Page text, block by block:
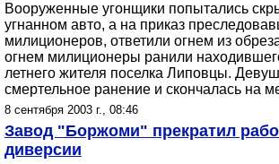
Вооруженные угонщики попытались
угнанном авто, а на приказ
милиционеров, ответили огнем из
огнем милиционеры ранили
летнего жителя поселка Липовцы.
смертельное ранение и скончалась на
8 сентября 2003 г., 08:46
Завод "Боржоми" прекратил
диверсии